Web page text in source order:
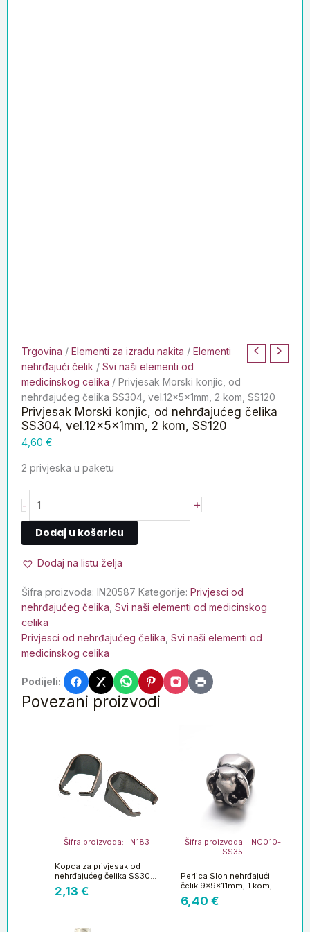
Trgovina / Elementi za izradu nakita / Elementi
nehrđajući čelik / Svi naši elementi od
medicinskog celika / Privjesak Morski konjic, od
nehrđajućeg čelika SS304, vel.12x5x1mm, 2 kom, SS120
Privjesak Morski konjic, od nehrđajućeg čelika
SS304, vel.12x5x1mm, 2 kom, SS120
4,60 €
2 privjeska u paketu
- +
Dodaj u košaricu
Dodaj na listu želja
Šifra proizvoda: IN20587 Kategorije: Privjesci od
nehrđajućeg čelika Svi naši elementi od medicinskog
celika
Privjesci od nehrđajućeg čelika Svi naši elementi od
medicinskog celika
Podijeli:
Povezani proizvodi
Šifra proizvoda: IN183
Kopca za privjesak od
nehrđajućeg čelika SS304
vel. 10x7x5mm, 4 kom
,SS1
2,13 €
Šifra proizvoda: INC010-
SS35
Perlica Slon nehrđajući
čelik 9x9x11mm, 1 kom,
boja:inox SS304
6,40 €